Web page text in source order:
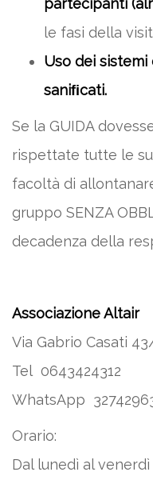
partecipanti
le fasi della
Uso dei
saniﬁcati.
Se la GUIDA
rispettate tutte le
facoltà di
gruppo SENZA
decadenza della
Associazione Altair
Via Gabrio Casati
Tel 0643424312
WhatsApp
Orario:
Dal lunedì al venerdì